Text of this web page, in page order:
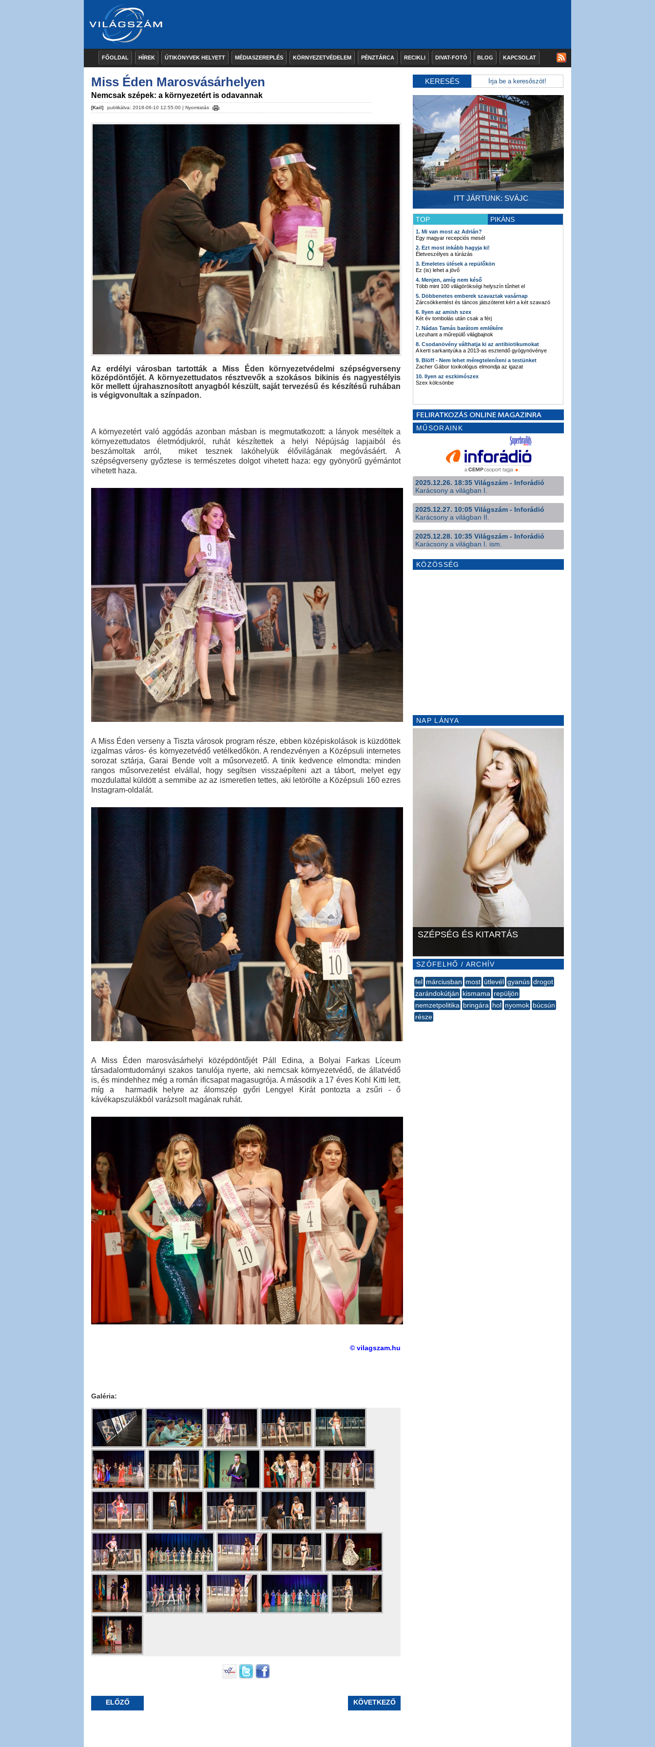
FŐOLDAL HÍREK ÚTIKÖNYVEK HELYETT MÉDIASZEREPLÉS KÖRNYEZETVÉDELEM PÉNZTÁRCA RECIKLI DIVAT-FOTÓ BLOG KAPCSOLAT
Miss Éden Marosvásárhelyen
Nemcsak szépek: a környezetért is odavannak
[Kail] publikálva: 2018-06-10 12:55:00 | Nyomtatás
Az erdélyi városban tartották a Miss Éden környezetvédelmi szépségverseny
középdöntőjét. A környezettudatos résztvevők a szokásos bikinis és nagyestélyis
kör mellett újrahasznosított anyagból készült, saját tervezésű és készítésű ruhában
is végigvonultak a színpadon.
A környezetért való aggódás azonban másban is megmutatkozott: a lányok meséltek a
környezettudatos életmódjukról, ruhát készítettek a helyi Népújság lapjaiból és
beszámoltak arról, miket tesznek lakóhelyük élővilágának megóvásáért. A
szépségverseny győztese is természetes dolgot vihetett haza: egy gyönyörű gyémántot
vihetett haza.
A Miss Éden verseny a Tiszta városok program része, ebben középiskolások is küzdöttek
izgalmas város- és környezetvédő vetélkedőkön. A rendezvényen a Középsuli internetes
sorozat sztárja, Garai Bende volt a műsorvezető. A tinik kedvence elmondta: minden
rangos műsorvezetést elvállal, hogy segítsen visszaépíteni azt a tábort, melyet egy
mozdulattal küldött a semmibe az az ismeretlen tettes, aki letörölte a Középsuli 160 ezres
Instagram-oldalát.
A Miss Éden marosvásárhelyi középdöntőjét Páll Edina, a Bolyai Farkas Líceum
társadalomtudományi szakos tanulója nyerte, aki nemcsak környezetvédő, de állatvédő
is, és mindehhez még a román ificsapat magasugrója. A második a 17 éves Kohl Kitti lett,
míg a harmadik helyre az álomszép győri Lengyel Kirát pontozta a zsűri - ő
kávékapszulákból varázsolt magának ruhát.
© vilagszam.hu
Galéria:
ELŐZŐ KÖVETKEZŐ
KERESÉS
ITT JÁRTUNK: SVÁJC
TOP PIKÁNS
1. Mi van most az Adrián?
Egy magyar recepciós mesél
2. Ezt most inkább hagyja ki!
Életveszélyes a túrázás
3. Emeletes ülések a repülőkön
Ez (is) lehet a jövő
4. Menjen, amíg nem késő
Több mint 100 világörökségi helyszín tűnhet el
5. Döbbenetes emberek szavaztak vasárnap
Zárcsökkentést és táncos játszóteret kért a két szavazó
6. Ilyen az amish szex
Két év tombolás után csak a férj
7. Nádas Tamás barátom emlékére
Lezuhant a műrepülő világbajnok
8. Csodanövény válthatja ki az antibiotikumokat
A kerti sarkantyúka a 2013-as esztendő gyógynövénye
9. Blöff - Nem lehet méregteleníteni a testünket
Zacher Gábor toxikológus elmondja az igazat
10. Ilyen az eszkimószex
Szex kölcsönbe
MŰSORAINK
2025.12.26. 18:35 Világszám - Inforádió
Karácsony a világban I.
2025.12.27. 10:05 Világszám - Inforádió
Karácsony a világban II.
2025.12.28. 10:35 Világszám - Inforádió
Karácsony a világban I. ism.
KÖZÖSSÉG
NAP LÁNYA
SZÉPSÉG ÉS KITARTÁS
SZÓFELHŐ / ARCHÍV
fel márciusban most útlevél gyanús drogot
zarándokútján kismama repüljön
nemzetpolitika bringára hol nyomok búcsún
része